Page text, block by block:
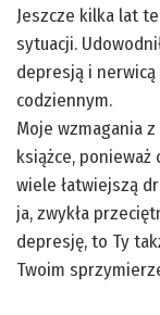
Jeszcze kilka lat
sytuacji.
depresją i
codziennym.
Moje wzmagania
książce, ponieważ
wiele łatwiejszą
ja, zwykła
depresję, to Ty
Twoim